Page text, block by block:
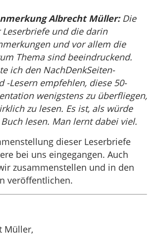
Albrecht Müller:Die
und die darin
und vor allem die
Thema sind beeindruckend.
ich den NachDenkSeiten-
-Lesern empfehlen, diese 50-
wenigstens zu überfliegen,
zu lesen. Es ist, als würde
lesen. Man lernt dabei viel.
dieser Leserbriefe
bei uns eingegangen. Auch
zusammenstellen und in den
veröffentlichen.
Müller,